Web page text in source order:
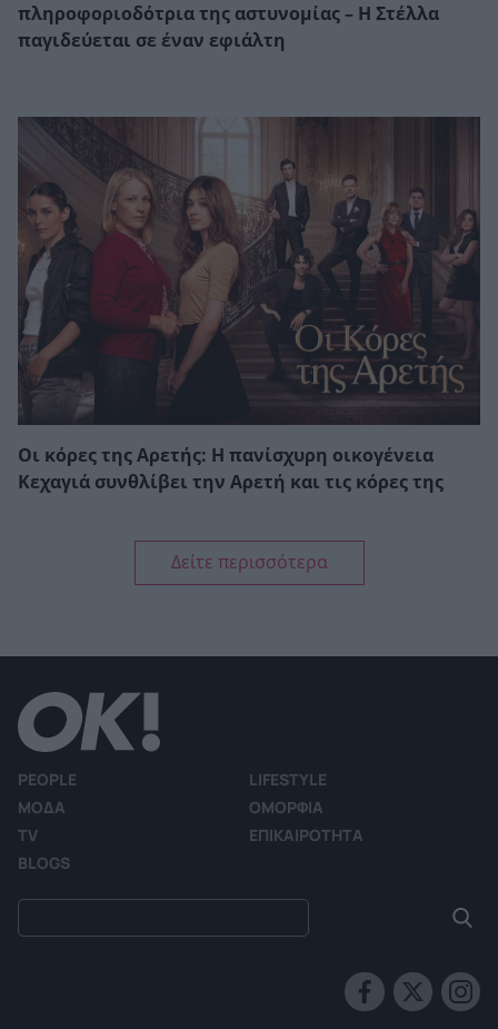
πληροφοριοδότρια της αστυνομίας – Η Στέλλα
παγιδεύεται σε έναν εφιάλτη
Οι κόρες της Αρετής: Η πανίσχυρη οικογένεια
Κεχαγιά συνθλίβει την Αρετή και τις κόρες της
Δείτε περισσότερα
PEOPLE
LIFESTYLE
ΜΟΔΑ
ΟΜΟΡΦΙΑ
TV
ΕΠΙΚΑΙΡΟΤΗΤΑ
BLOGS